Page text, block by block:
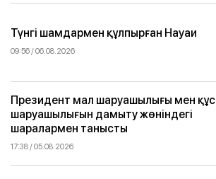
Түнгі шамдармен құлпырған Науаи
09:56 / 06.08.2026
Президент мал шаруашылығы мен құс
шаруашылығын дамыту жөніндегі
шаралармен танысты
17:38 / 05.08.2026